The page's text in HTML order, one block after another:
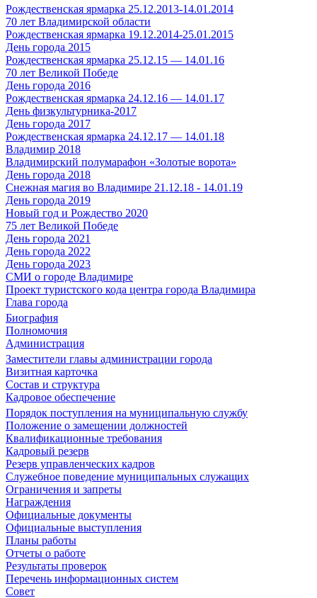
Рождественская ярмарка 25.12.2013-14.01.2014
70 лет Владимирской области
Рождественская ярмарка 19.12.2014-25.01.2015
День города 2015
Рождественская ярмарка 25.12.15 — 14.01.16
70 лет Великой Победе
День города 2016
Рождественская ярмарка 24.12.16 — 14.01.17
День физкультурника-2017
День города 2017
Рождественская ярмарка 24.12.17 — 14.01.18
Владимир 2018
Владимирский полумарафон «Золотые ворота»
День города 2018
Снежная магия во Владимире 21.12.18 - 14.01.19
День города 2019
Новый год и Рождество 2020
75 лет Великой Победе
День города 2021
День города 2022
День города 2023
СМИ о городе Владимире
Проект туристского кода центра города Владимира
Глава города
Биография
Полномочия
Администрация
Заместители главы администрации города
Визитная карточка
Состав и структура
Кадровое обеспечение
Порядок поступления на муниципальную службу
Положение о замещении должностей
Квалификационные требования
Кадровый резерв
Резерв управленческих кадров
Служебное поведение муниципальных служащих
Ограничения и запреты
Награждения
Официальные документы
Официальные выступления
Планы работы
Отчеты о работе
Результаты проверок
Перечень информационных систем
Совет